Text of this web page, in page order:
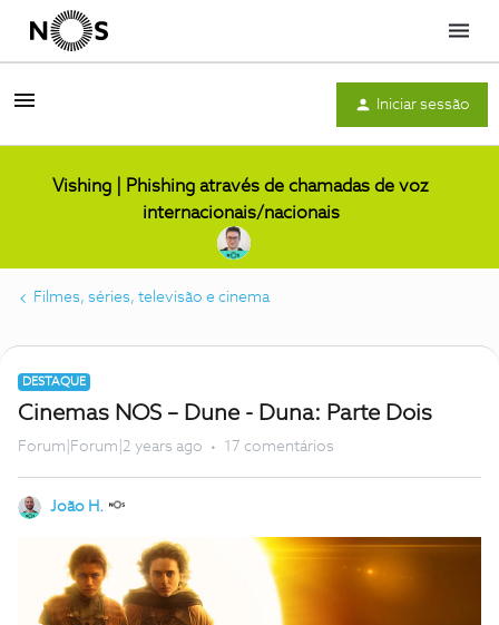
Menu
Iniciar sessão
Vishing | Phishing através de chamadas de voz
internacionais/nacionais
Filmes, séries, televisão e cinema
DESTAQUE
Cinemas NOS – Dune - Duna: Parte Dois
Forum|Forum|2 years ago 17 comentários
João H.